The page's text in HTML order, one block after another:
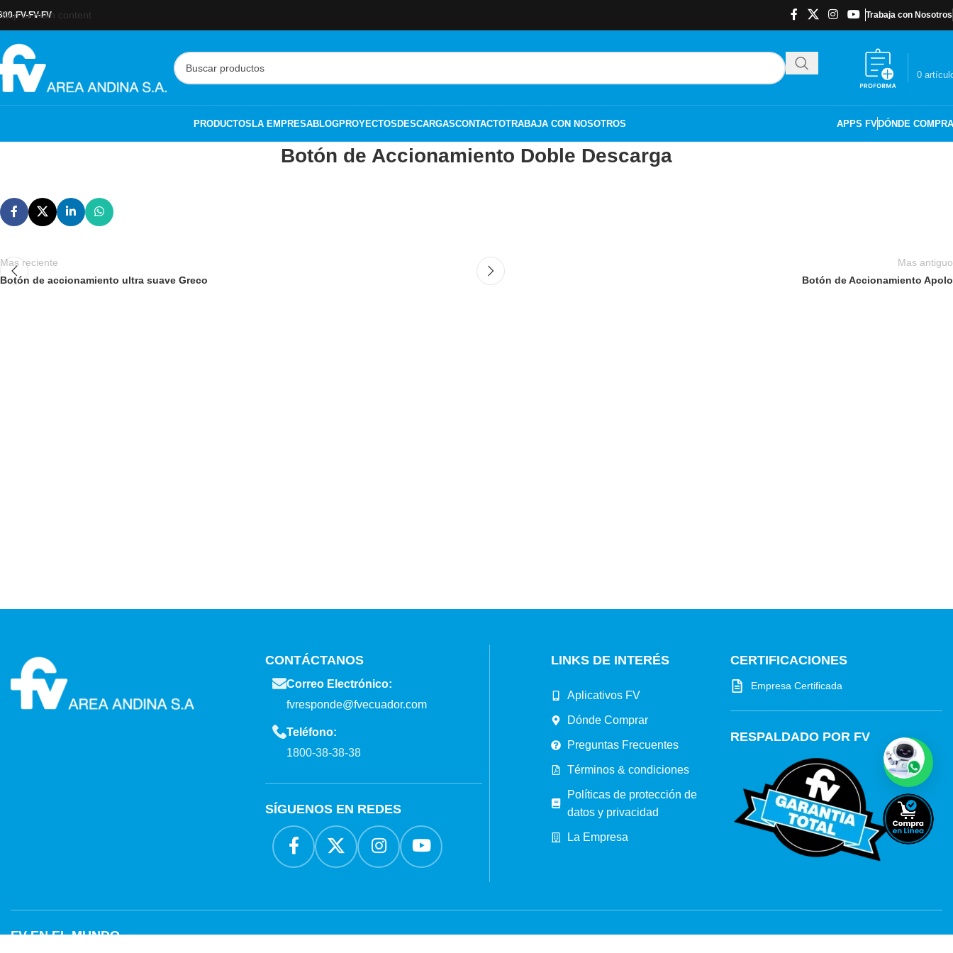
Skip to main content
FV-FV-FV Trabaja con Nosotros
0
PRODUCTOSLA EMPRESABLOGPROYECTOSDESCARGASCONTACTOTRABAJA CON NOSOTROS APPS FVDÓNDE
Botón de Accionamiento Doble Descarga
Mas reciente
Botón de accionamiento ultra suave Greco
Mas antiguo
Botón de Accionamiento Apolo
CONTÁCTANOS
Correo Electrónico:
fvresponde@fvecuador.com
Teléfono:
1800-38-38-38
SÍGUENOS EN REDES
LINKS DE INTERÉS
Aplicativos FV
Dónde Comprar
Preguntas Frecuentes
Términos & condiciones
Políticas de protección de
datos y privacidad
La Empresa
CERTIFICACIONES
Empresa Certificada
RESPALDADO POR FV
FV EN EL MUNDO